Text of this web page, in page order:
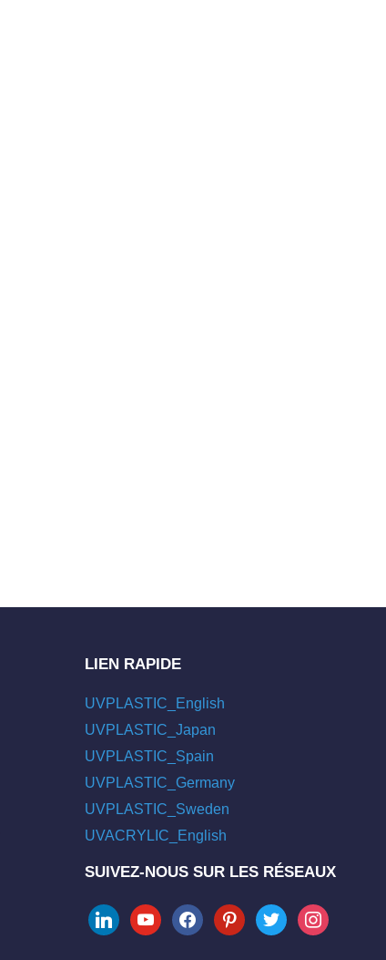
LIEN RAPIDE
UVPLASTIC_English
UVPLASTIC_Japan
UVPLASTIC_Spain
UVPLASTIC_Germany
UVPLASTIC_Sweden
UVACRYLIC_English
SUIVEZ-NOUS SUR LES RÉSEAUX
linkedinyoutubefacebookpinteresttwitter instagram